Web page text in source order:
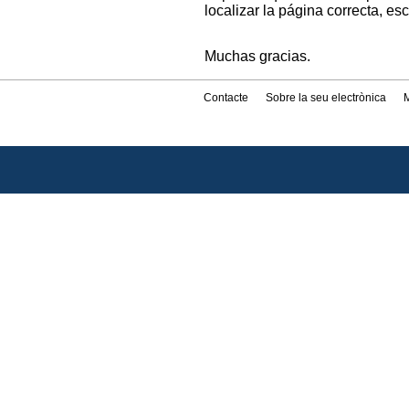
localizar la página correcta,
Muchas gracias.
Contacte Sobre la seu electrònica